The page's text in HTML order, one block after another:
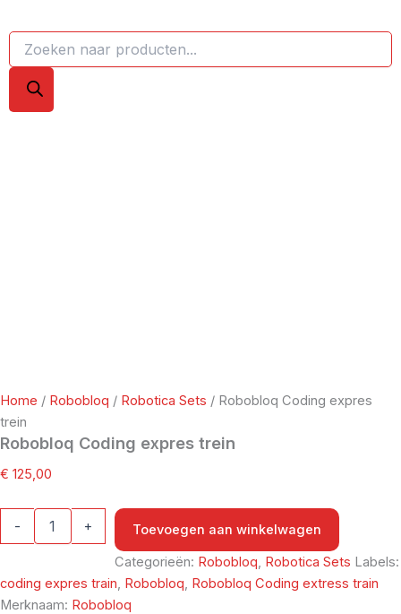
Home / Robobloq / Robotica Sets / Robobloq Coding expres
trein
Robobloq Coding expres trein
€ 125,00
- +
Toevoegen aan winkelwagen
Categorieën: Robobloq Robotica Sets Labels:
coding expres train Robobloq Robobloq Coding extress train
Merknaam: Robobloq